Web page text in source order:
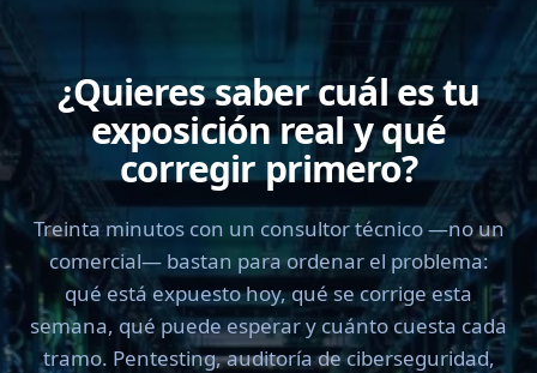
¿Quieres saber cuál es tu
exposición real y qué
corregir primero?
Treinta minutos con un consultor técnico —no un
comercial— bastan para ordenar el problema:
qué está expuesto hoy, qué se corrige esta
semana, qué puede esperar y cuánto cuesta cada
tramo. Pentesting, auditoría de ciberseguridad,